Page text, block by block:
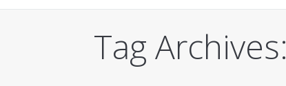
Tag Archives: